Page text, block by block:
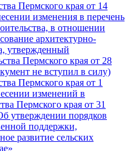
Пермского края от 14
изменения в перечень
в отношении
архитектурно-
утвержденный
Пермского края от 28
не вступил в силу)
Пермского края от 1
изменений в
Пермского края от 31
утверждении порядков
поддержки,
развитие сельских